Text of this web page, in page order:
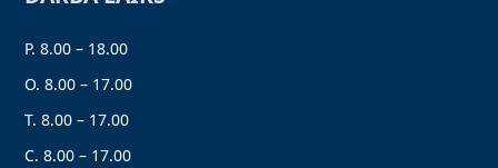
P. 8.00 – 18.00
O. 8.00 – 17.00
T. 8.00 – 17.00
C. 8.00 – 17.00